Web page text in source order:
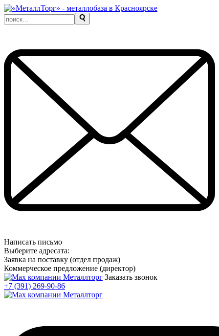
Написать письмо
Выберите адресата:
Заявка на поставку (отдел продаж)
Коммерческое предложение (директор)
Заказать звонок
+7 (391) 269-90-86